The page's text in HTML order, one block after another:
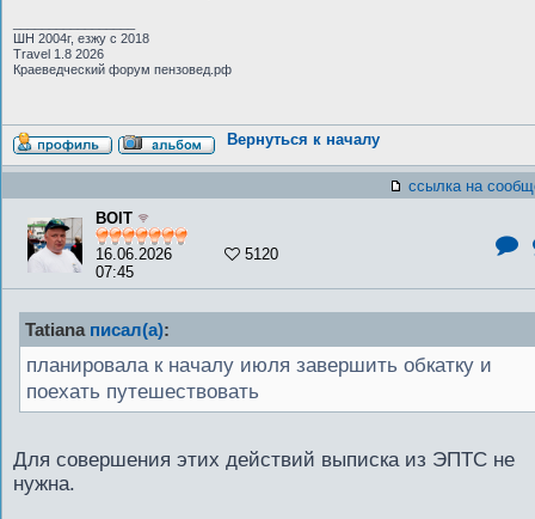
ШН 2004г, езжу с 2018
Travel 1.8 2026
Краеведческий форум пензовед.рф
Вернуться к началу
ссылка на
BOIT
16.06.2026
07:45
5120
Tatiana писал(а):
планировала к началу июля завершить обкатку и
поехать путешествовать
Для совершения этих действий выписка из ЭПТС не
нужна.